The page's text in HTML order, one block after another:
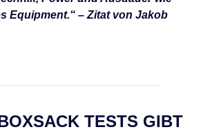
Equipment.“ – Zitat vonJakob
TESTS GIBT